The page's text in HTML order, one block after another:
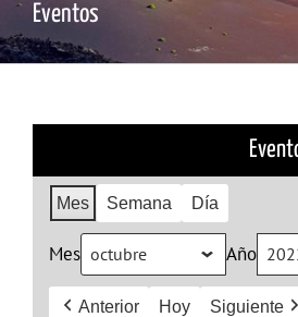
Eventos
Mes Semana Día
Mes Año
Anterior Hoy Siguiente